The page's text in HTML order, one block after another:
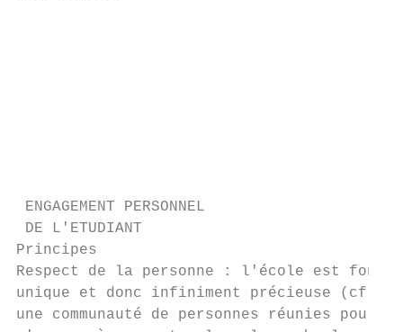
ENGAGEMENT PERSONNEL
DE L'ETUDIANT
Principes
Respect de la personne : l'école est
unique et donc infiniment précieuse (cf.
une communauté de personnes réunies